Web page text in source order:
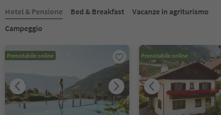
Hotel & Pensione Bed & Breakfast
Vacanze in agriturismo
Campeggio
Prenotabile online Prenotabile online